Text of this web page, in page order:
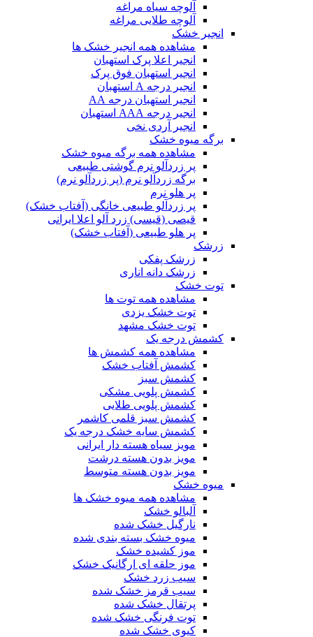
آلوچه سیاه مراغه
آلوچه طلایی مراغه
انجیر خشک
مشاهده همه انجیر خشک ها
انجیر اعلا پرک استهبان
انجیر استهبان فوق پرک
انجیر درجه A استهبان
انجیر استهبان درجه AA
انجیر درجه AAA استهبان
انجیر آردی نخی
برگه میوه خشک
مشاهده همه برگه میوه خشک
پر زردآلو نرم گوشتی طبیعی
برگه زردآلو نرم (پر زردآلو نرم)
پر هلو نرم
پر زردآلو طبیعی خانگی (آفتاب خشک)
قیصی (قیسی) زرد آلو اعلا ایرانی
پر هلو طبیعی (آفتاب خشک)
زرشک
زرشک پفکی
زرشک دانه اناری
توت خشک
مشاهده همه توت ها
توت خشک یزدی
توت خشک مشهد
کشمش درجه یک
مشاهده همه کشمش ها
کشمش آفتاب خشک
کشمش سبز
کشمش پلویی مشکی
کشمش پلویی طلایی
کشمش سبز قلمی کاشمر
کشمش سایه خشک درجه یک
مویز سیاه هسته دار ایرانی
مویز بدون هسته درشت
مویز بدون هسته متوسط
میوه خشک
مشاهده همه میوه خشک ها
آلبالو خشک
نارگیل خشک شده
میوه خشک بسته بندی شده
موز کشیده خشک
موز حلقه ای ارگانیک خشک
سیب زرد خشک
سیب قرمز خشک شده
پرتقال خشک شده
توت فرنگی خشک شده
کیوی خشک شده